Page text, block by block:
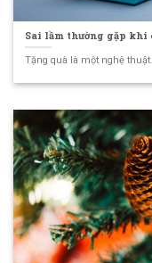
Sai lầm thường gặp khi
Tặng quà là một nghệ